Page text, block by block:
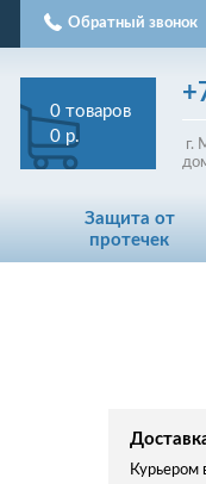
Обратный звонок
г.
д
0 товаров
0 р.
Защита от
протечек